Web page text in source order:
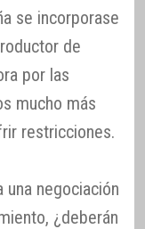
se incorporase
de
por las
mucho más
restricciones.
una negociación
¿deberán